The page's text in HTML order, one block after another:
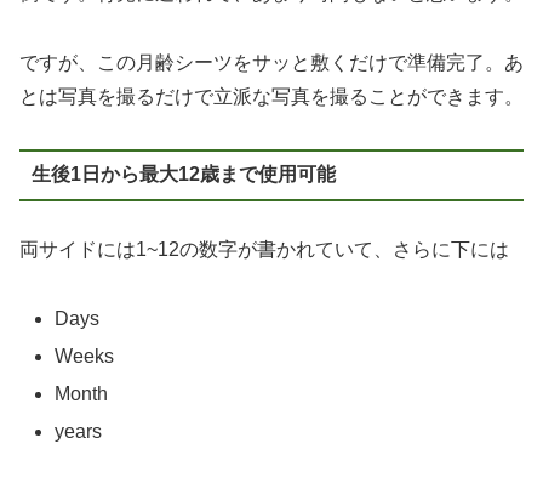
ですが、この月齢シーツをサッと敷くだけで準備完了。あ
とは写真を撮るだけで立派な写真を撮ることができます。
生後1日から最大12歳まで使用可能
両サイドには1~12の数字が書かれていて、さらに下には
Days
Weeks
Month
years